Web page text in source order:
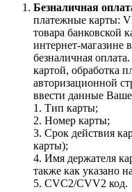
Безналичная
платежные карты:
товара банковской
интернет-магазине
безналичная
картой, обработка
авторизационной
ввести данные
1. Тип карты;
2. Номер карты;
3. Срок действия
карты);
4. Имя держателя
также как указано
5. CVC2/CVV2 код.